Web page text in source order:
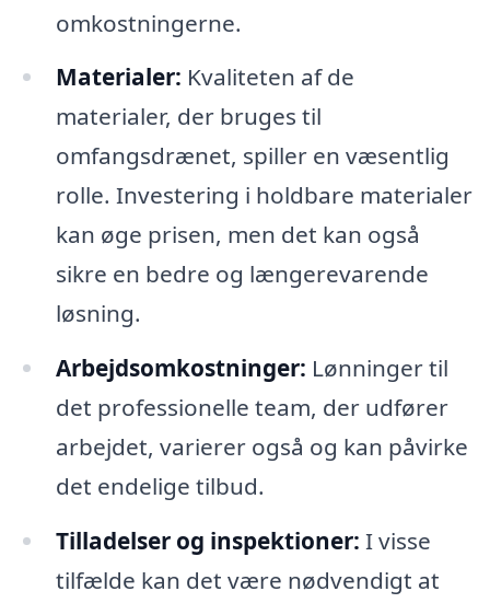
omkostningerne.
Materialer: Kvaliteten af de
materialer, der bruges til
omfangsdrænet, spiller en væsentlig
rolle. Investering i holdbare materialer
kan øge prisen, men det kan også
sikre en bedre og længerevarende
løsning.
Arbejdsomkostninger: Lønninger til
det professionelle team, der udfører
arbejdet, varierer også og kan påvirke
det endelige tilbud.
Tilladelser og inspektioner: I visse
tilfælde kan det være nødvendigt at